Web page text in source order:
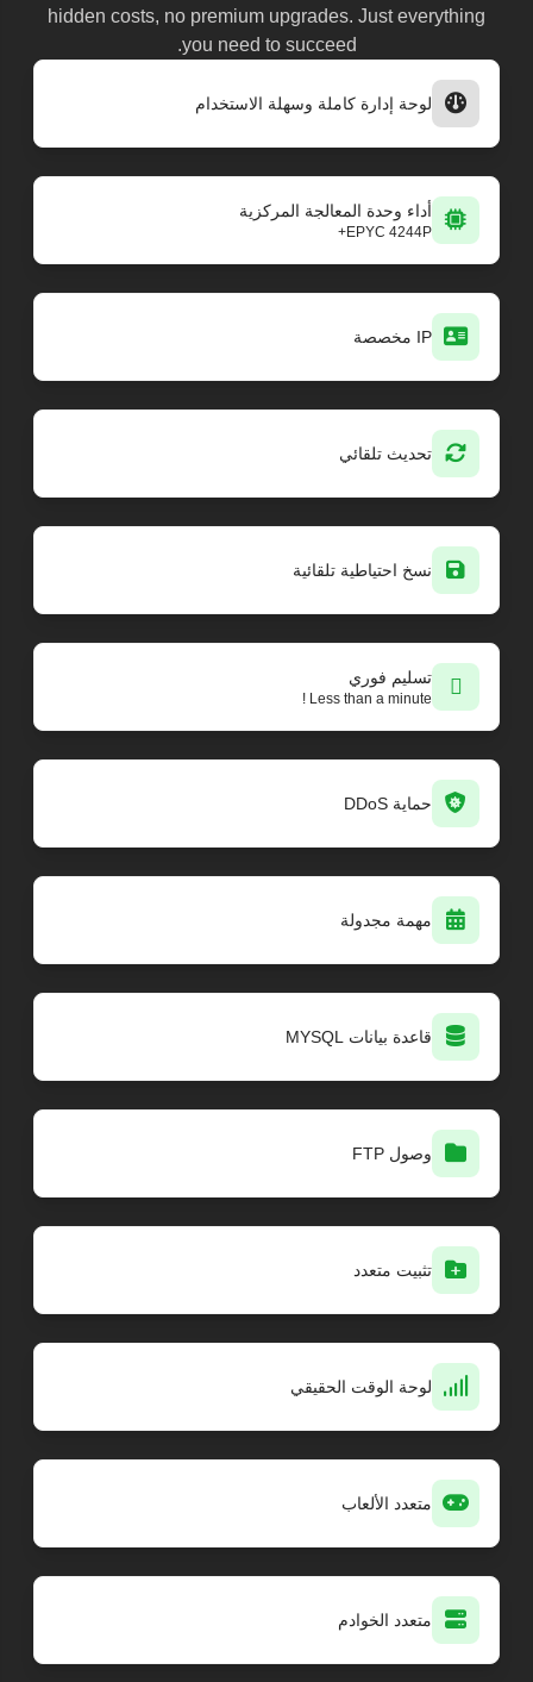
hidden costs, no premium upgrades. Just everything
you need to succeed.
لوحة إدارة كاملة وسهلة الاستخدام
أداء وحدة المعالجة المركزية
EPYC 4244P+
IP مخصصة
تحديث تلقائي
نسخ احتياطية تلقائية
تسليم فوري
Less than a minute !
حماية DDoS
مهمة مجدولة
قاعدة بيانات MYSQL
وصول FTP
تثبيت متعدد
لوحة الوقت الحقيقي
متعدد الألعاب
متعدد الخوادم